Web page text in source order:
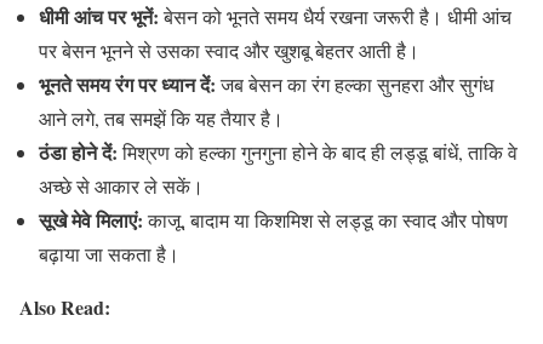
धीमी आंच पर भूनें:बेसन को भूनते समय धैर्य रखना जरूरी है। धीमी आंच
पर बेसन भूनने से उसका स्वाद और खुशबू बेहतर आती है।
भूनते समय रंग पर ध्यान दें:जब बेसन का रंग हल्का सुनहरा और सुगंध
आने लगे, तब समझें कि यह तैयार है।
ठंडा होने दें:मिश्रण को हल्का गुनगुना होने के बाद ही लड्डू बांधें, ताकि वे
अच्छे से आकार ले सकें।
सूखे मेवे मिलाएं:काजू, बादाम या किशमिश से लड्डू का स्वाद और पोषण
बढ़ाया जा सकता है।
Also Read: